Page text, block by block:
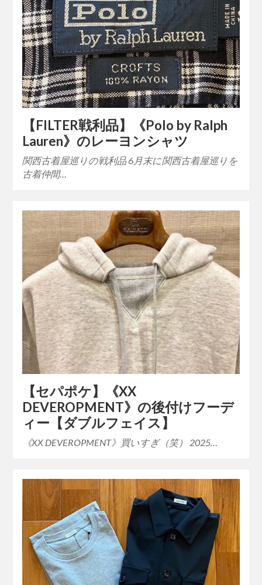
【FILTER戦利品】《Polo by Ralph
Lauren》のレーヨンシャツ
関西古着屋巡りの戦利品 6月末に関西古着屋巡りを
古着仲間…
【セパポケ】《XX
DEVEROPMENT》の後付けフーデ
ィー【ダブルフェイス】
《XX DEVEROPMENT》買いすぎ（笑） 2025…